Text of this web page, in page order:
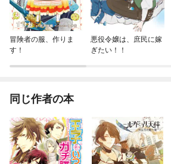
冒険者の服、作りま
す！
悪役令嬢は、庶民に嫁
ぎたい！！
同じ作者の本